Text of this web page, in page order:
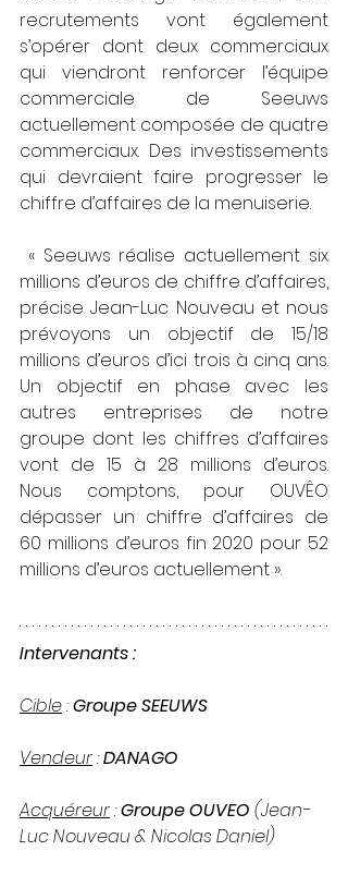
recrutements vont également
s’opérer dont deux commerciaux
qui viendront renforcer l’équipe
commerciale de Seeuws
actuellement composée de quatre
commerciaux. Des investissements
qui devraient faire progresser le
chiffre d’affaires de la menuiserie.
millions d’euros de chiffre d’affaires,
précise Jean-Luc Nouveau et nous
prévoyons un objectif de 15/18
millions d’euros d’ici trois à cinq ans.
Un objectif en phase avec les
autres entreprises de notre
groupe dont les chiffres d’affaires
vont de 15 à 28 millions d’euros.
Nous comptons, pour OUVÊO
dépasser un chiffre d’affaires de
60 millions d’euros fin 2020 pour 52
millions d’euros actuellement ».
Intervenants :
Cible : Groupe SEEUWS
Vendeur : DANAGO
Acquéreur : Groupe OUVEO (Jean-
Luc Nouveau & Nicolas Daniel)